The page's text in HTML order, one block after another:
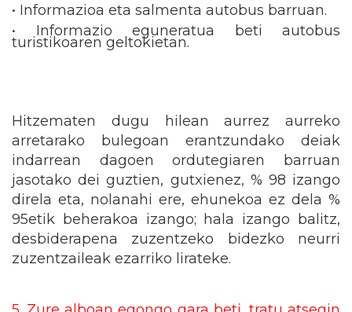
• Informazioa eta salmenta autobus barruan.
• Informazio eguneratua beti autobus
turistikoaren geltokietan.
Hitzematen dugu hilean aurrez aurreko
arretarako bulegoan erantzundako deiak
indarrean dagoen ordutegiaren barruan
jasotako dei guztien, gutxienez, % 98 izango
direla eta, nolanahi ere, ehunekoa ez dela %
95etik beherakoa izango; hala izango balitz,
desbiderapena zuzentzeko bidezko neurri
zuzentzaileak ezarriko lirateke.